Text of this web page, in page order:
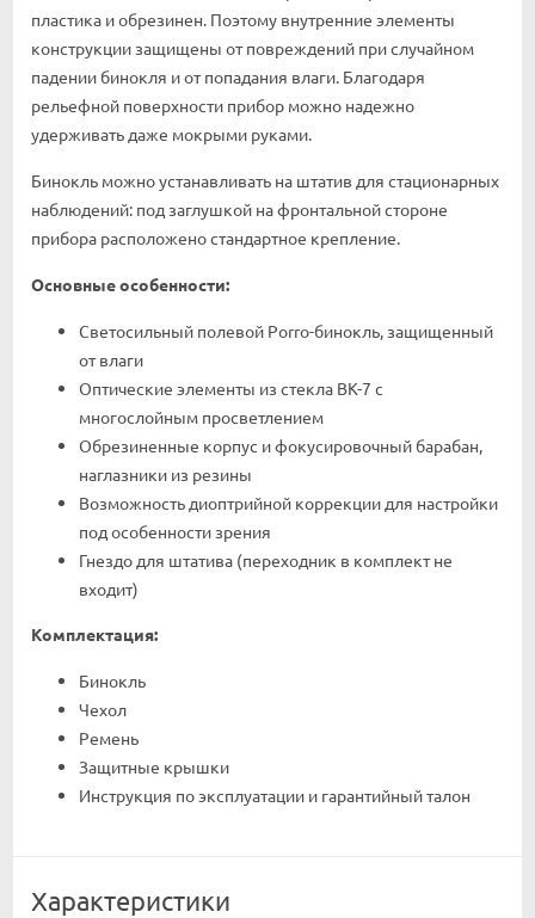
пластика и обрезинен. Поэтому внутренние элементы
конструкции защищены от повреждений при случайном
падении бинокля и от попадания влаги. Благодаря
рельефной поверхности прибор можно надежно
удерживать даже мокрыми руками.
Бинокль можно устанавливать на штатив для стационарных
наблюдений: под заглушкой на фронтальной стороне
прибора расположено стандартное крепление.
Основные особенности:
Светосильный полевой Porro-бинокль, защищенный
от влаги
Оптические элементы из стекла BK-7 с
многослойным просветлением
Обрезиненные корпус и фокусировочный барабан,
наглазники из резины
Возможность диоптрийной коррекции для настройки
под особенности зрения
Гнездо для штатива (переходник в комплект не
входит)
Комплектация:
Бинокль
Чехол
Ремень
Защитные крышки
Инструкция по эксплуатации и гарантийный талон
Характеристики